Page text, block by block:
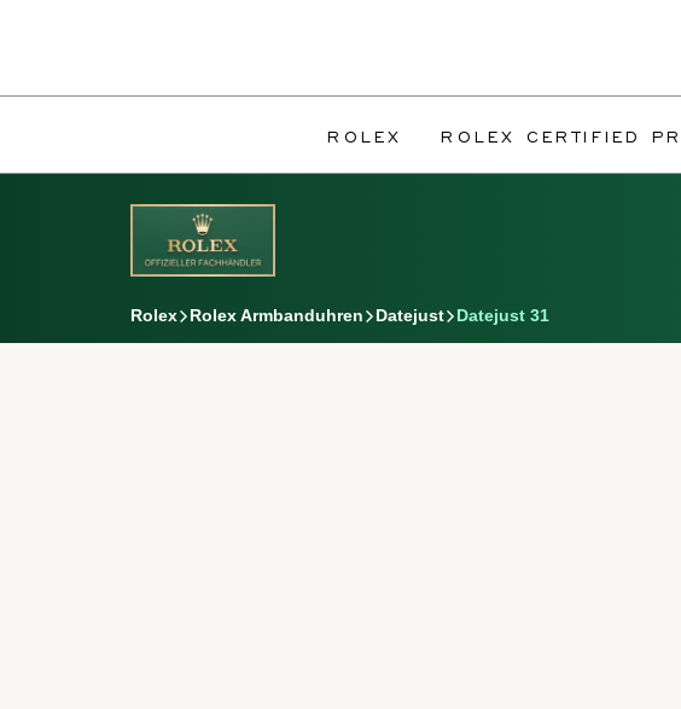
ROLEX ROLEX CERTIFIED
Rolex Rolex Armbanduhren Datejust Datejust 31